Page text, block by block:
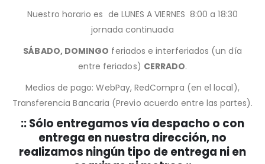
Nuestro horario es de LUNES A VIERNES 8:00 a 18:30
jornada continuada
SÁBADO, DOMINGO feriados e interferiados (un día
entre feriados) CERRADO.
Medios de pago: WebPay, RedCompra (en el local),
Transferencia Bancaria (Previo acuerdo entre las partes).
:: Sólo entregamos vía despacho o con
entrega en nuestra dirección, no
realizamos ningún tipo de entrega ni en